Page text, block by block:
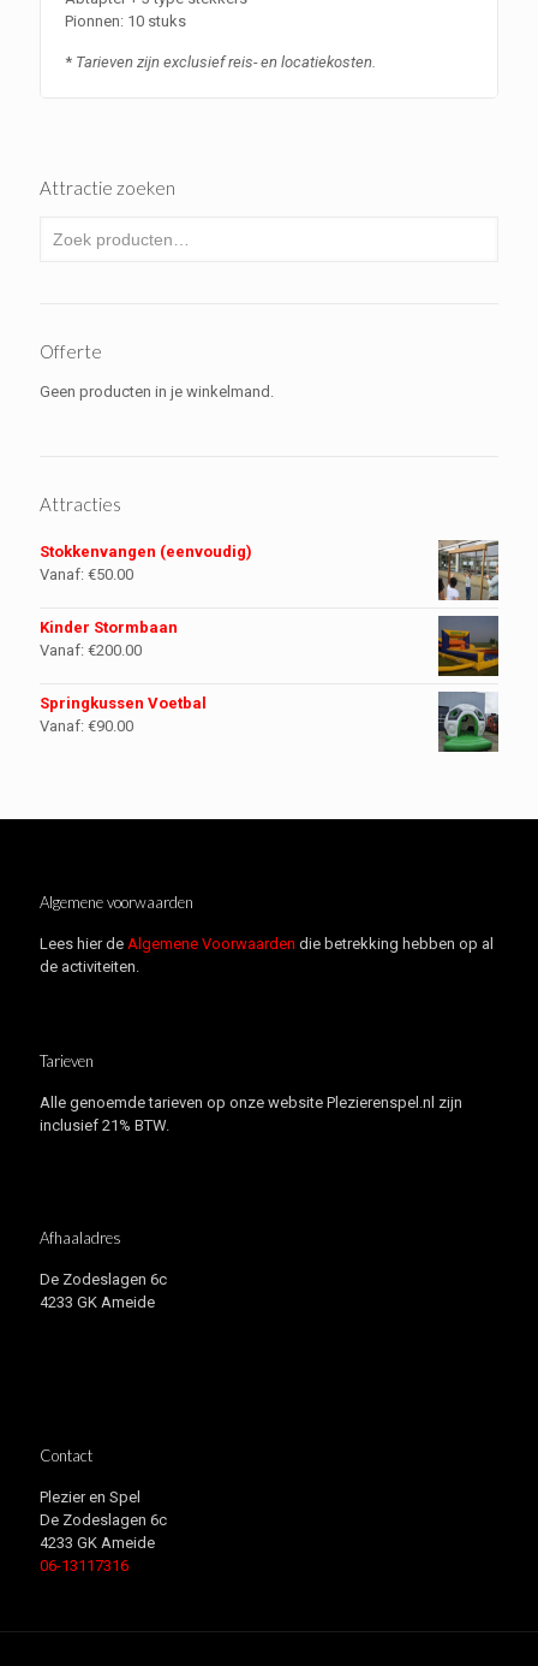
Pionnen: 10 stuks
* Tarieven zijn exclusief reis- en locatiekosten.
Attractie zoeken
Offerte
Geen producten in je winkelmand.
Attracties
Stokkenvangen (eenvoudig)
Vanaf: €50.00
Kinder Stormbaan
Vanaf: €200.00
Springkussen Voetbal
Vanaf: €90.00
Algemene voorwaarden
Lees hier de Algemene Voorwaarden die betrekking hebben op al
de activiteiten.
Tarieven
Alle genoemde tarieven op onze website Plezierenspel.nl zijn
inclusief 21% BTW.
Afhaaladres
De Zodeslagen 6c
4233 GK Ameide
Contact
Plezier en Spel
De Zodeslagen 6c
4233 GK Ameide
06-13117316